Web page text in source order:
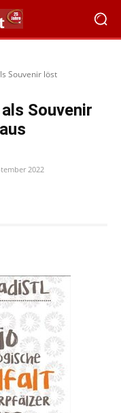
Souvenir löst
Souvenir
2022